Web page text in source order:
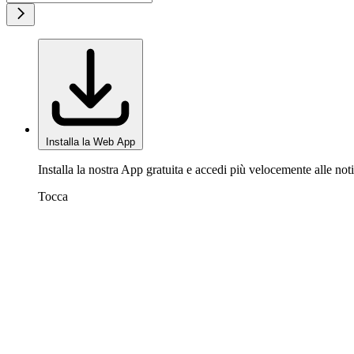
Installa la Web App
Installa la nostra App gratuita e accedi più velocemente alle
Tocca